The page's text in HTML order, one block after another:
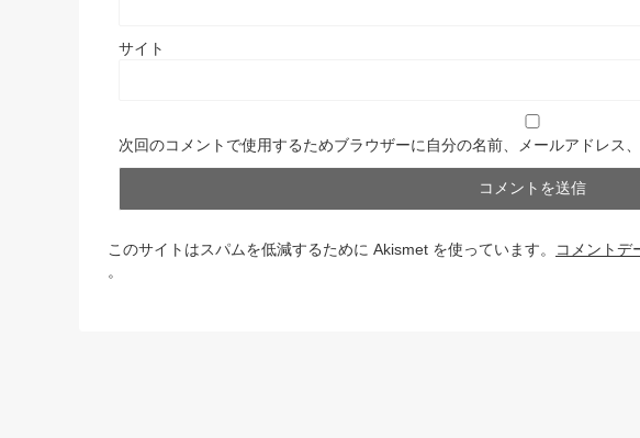
サイト
次回のコメントで使用するためブラウザーに自分の名前、メールアドレス
このサイトはスパムを低減するために Akismet を使っています。
コメントデ
。